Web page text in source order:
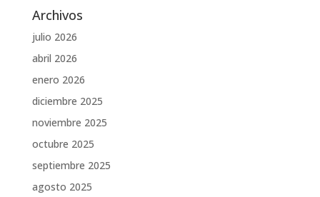
Archivos
julio 2026
abril 2026
enero 2026
diciembre 2025
noviembre 2025
octubre 2025
septiembre 2025
agosto 2025